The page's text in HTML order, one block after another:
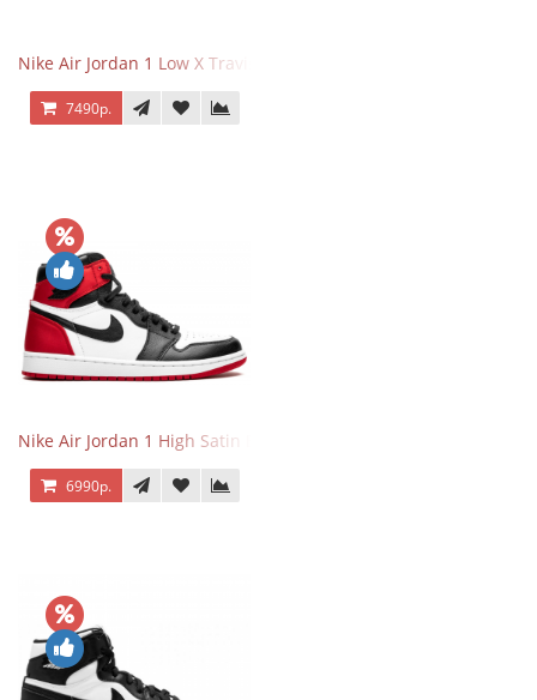
Nike Air Jordan 1 Low X Travis Scott Reverse Mocha
7490р.
Nike Air Jordan 1 High Satin Black Toe
6990р.